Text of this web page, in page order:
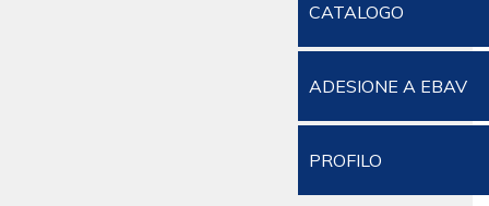
CATALOGO
ADESIONE A EBAV
PROFILO